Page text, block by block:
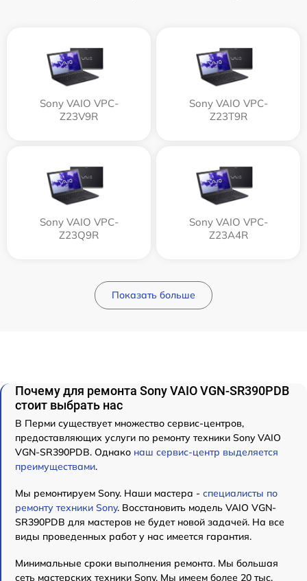
Sony VAIO VPC-
Z23V9R
Sony VAIO VPC-
Z23T9R
Sony VAIO VPC-
Z23Q9R
Sony VAIO VPC-
Z23A4R
Показать больше
Почему для ремонта Sony VAIO VGN-SR390PDB
стоит выбрать нас
В Перми существует множество сервис-центров,
предоставляющих услуги по ремонту техники Sony VAIO
VGN-SR390PDB. Однако наш сервис-центр выделяется
преимуществами.
Мы ремонтируем Sony. Наши мастера - специалисты по
ремонту техники Sony. Восстановить модель VAIO VGN-
SR390PDB для мастеров не будет новой задачей. На все
виды проведенных работ у нас имеется гарантия.
Минимальные сроки выполнения ремонта. Мы большая
сеть мастерских техники Sony. Мы имеем более 20 тыс.